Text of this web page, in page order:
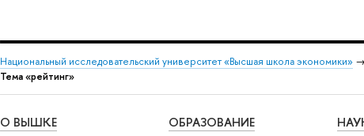
Национальный исследовательский университет «Высшая школа экономики» →
Тема «рейтинг»
О ВЫШКЕ ОБРАЗОВАНИЕ